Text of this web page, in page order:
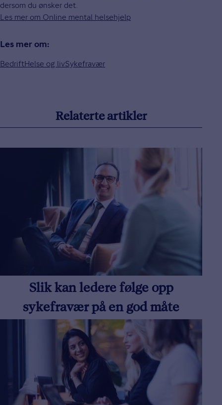
dersom du ønsker det.
Les mer om Online mental helsehjelp
Les mer om:
BedriftHelse og livSykefravær
Relaterte artikler
Slik kan ledere følge opp
sykefravær på en god måte